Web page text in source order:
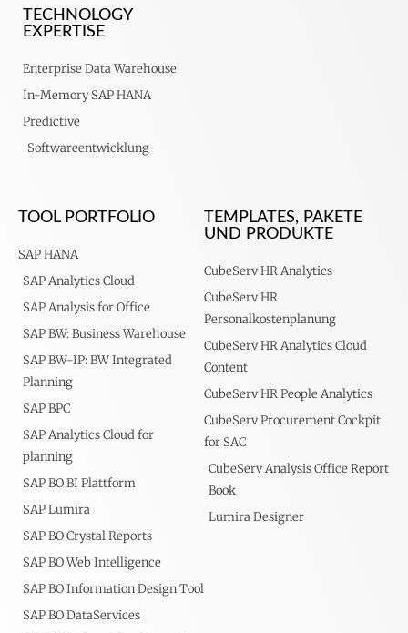
TECHNOLOGY
EXPERTISE
Enterprise Data Warehouse
In-Memory SAP HANA
Predictive
Softwareentwicklung
TOOL PORTFOLIO
SAP HANA
SAP Analytics Cloud
SAP Analysis for Office
SAP BW: Business Warehouse
SAP BW-IP: BW Integrated
Planning
SAP BPC
SAP Analytics Cloud for
planning
SAP BO BI Plattform
SAP Lumira
SAP BO Crystal Reports
SAP BO Web Intelligence
SAP BO Information Design Tool
SAP BO DataServices
TEMPLATES, PAKETE
UND PRODUKTE
CubeServ HR Analytics
CubeServ HR
Personalkostenplanung
CubeServ HR Analytics Cloud
Content
CubeServ HR People Analytics
CubeServ Procurement Cockpit
for SAC
CubeServ Analysis Office Report
Book
Lumira Designer